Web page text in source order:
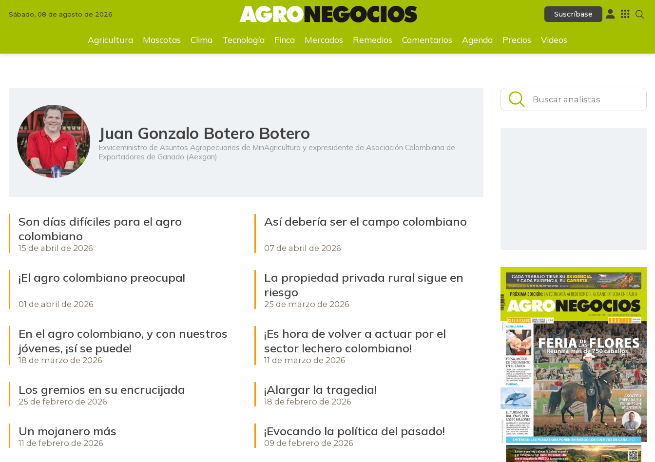
Suscríbase
Sábado, 08 de agosto de 2026 Suscríbase
Agricultura Mascotas Clima Tecnología Finca Mercados Remedios Comentarios Agenda Precios Videos
Juan Gonzalo Botero Botero
Exviceministro de Asuntos Agropecuarios de MinAgricultura y expresidente de Asociación Colombiana de
Exportadores de Ganado (Aexgan)
Son días difíciles para el agro
colombiano
15 de abril de 2026
Así debería ser el campo colombiano
07 de abril de 2026
¡El agro colombiano preocupa!
01 de abril de 2026
La propiedad privada rural sigue en
riesgo
25 de marzo de 2026
En el agro colombiano, y con nuestros
jóvenes, ¡sí se puede!
18 de marzo de 2026
¡Es hora de volver a actuar por el
sector lechero colombiano!
11 de marzo de 2026
Los gremios en su encrucijada
25 de febrero de 2026
¡Alargar la tragedia!
18 de febrero de 2026
Un mojanero más
11 de febrero de 2026
¡Evocando la política del pasado!
09 de febrero de 2026